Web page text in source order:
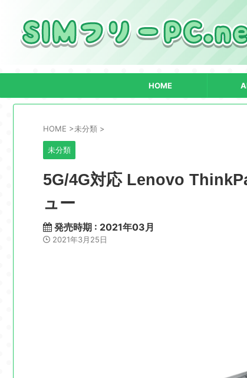
HOME
HOME >未分類 >
未分類
5G/4G対応 Lenovo
ュー
発売時期 : 2021年03月
2021年3月25日